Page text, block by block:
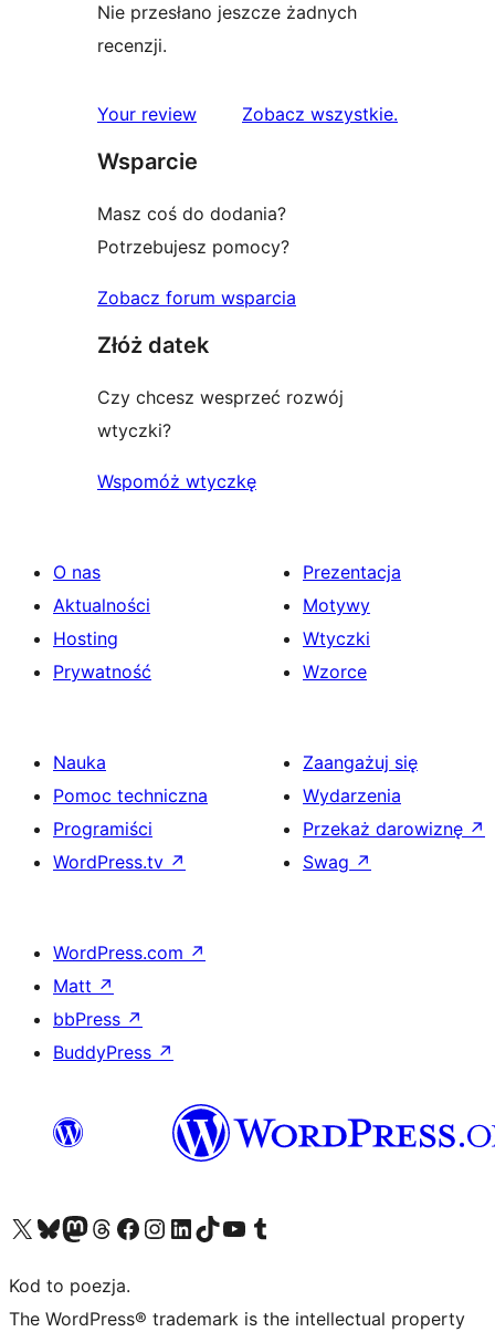
Nie przesłano jeszcze żadnych
recenzji.
Your review Zobacz wszystkierecenzje
.
Wsparcie
Masz coś do dodania?
Potrzebujesz pomocy?
Zobacz forum wsparcia
Złóż datek
Czy chcesz wesprzeć rozwój
wtyczki?
Wspomóż wtyczkę
O nas
Aktualności
Hosting
Prywatność
Prezentacja
Motywy
Wtyczki
Wzorce
Nauka
Pomoc techniczna
Programiści
WordPress.tv ↗
Zaangażuj się
Wydarzenia
Przekaż darowiznę ↗
Swag ↗
WordPress.com ↗
Matt ↗
bbPress ↗
BuddyPress ↗
Odwiedź nasze konto X (dawniej Twitter)
Odwiedź nasze konto Bluesky
Odwiedź nasze konto na Mastodoncie
Odwiedź naszego Threadsa
Odwiedź naszego Facebooka
Odwiedź nasze konto na Instagramie
Odwiedź nasze konto na LinkedIn
Odwiedź naszego TikToka
Odwiedź nasz kanał YouTube
Odwiedź naszego Tumblra
Kod to poezja.
The WordPress® trademark is the intellectual property